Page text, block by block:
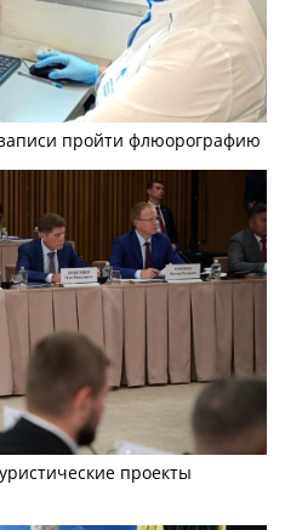
пройти флюорографию
проекты